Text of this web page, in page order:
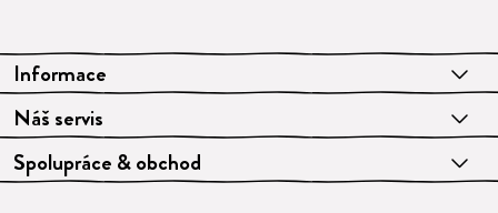
Informace
Náš servis
Spolupráce & obchod